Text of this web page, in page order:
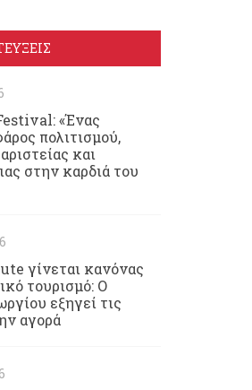
«Ένας
πολιτισμού,
και
στην καρδιά του
γίνεται κανόνας
τουρισμό: Ο
εξηγεί τις
αγορά